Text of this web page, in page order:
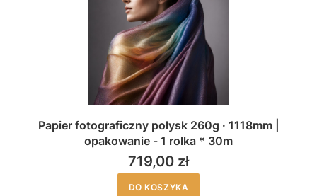
Papier fotograficzny połysk 260g · 1118mm |
opakowanie - 1 rolka * 30m
719,00 zł
DO KOSZYKA